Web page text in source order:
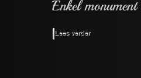
Lees verder